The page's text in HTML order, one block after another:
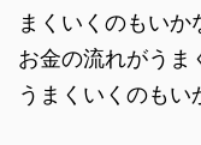
まくいくのもいか
お金の流れがうま
うまくいくのもい